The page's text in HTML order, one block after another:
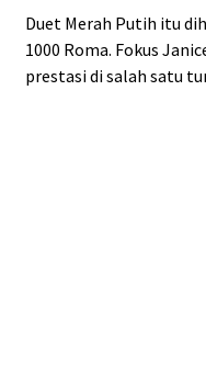
Duet Merah Putih itu
1000 Roma. Fokus
prestasi di salah satu